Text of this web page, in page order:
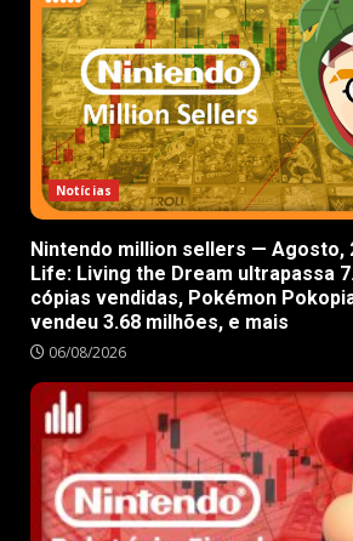
Notícias
Nintendo million sellers — Agosto,
Life: Living the Dream ultrapassa
cópias vendidas, Pokémon
vendeu 3.68 milhões, e mais
06/08/2026